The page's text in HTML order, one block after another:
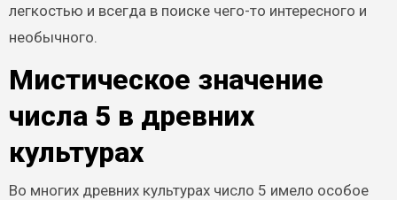
легкостью и всегда в поиске чего-то интересного и
необычного.
Мистическое значение
числа 5 в древних
культурах
Во многих древних культурах число 5 имело особое